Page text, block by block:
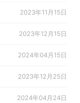
2023年11月15日
2023年12月15日
2024年04月15日
2023年12月25日
2024年04月24日